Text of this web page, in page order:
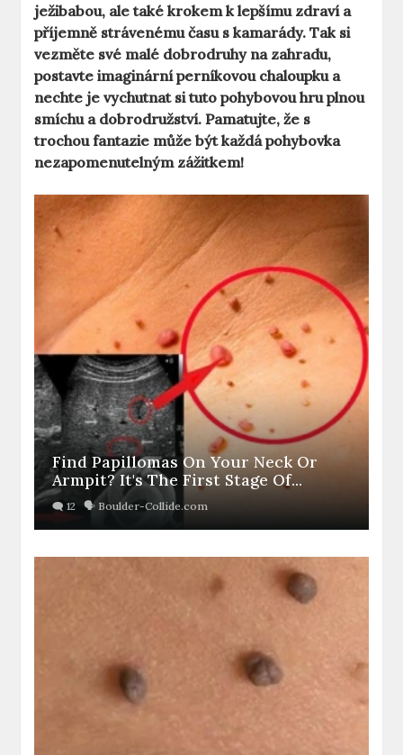
ježibabou, ale také krokem k lepšímu zdraví a
příjemně strávenému času s kamarády. Tak si
vezměte své malé dobrodruhy na zahradu,
postavte imaginární perníkovou chaloupku a
nechte je vychutnat si tuto pohybovou hru plnou
smíchu a dobrodružství. Pamatujte, že s
trochou fantazie může být každá pohybovka
nezapomenutelným zážitkem!
Find Papillomas On Your Neck Or
Armpit? It's The First Stage Of...